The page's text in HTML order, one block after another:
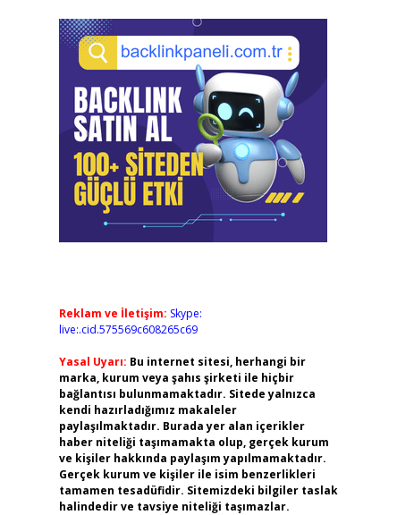
Reklam ve İletişim: Skype:
live:.cid.575569c608265c69
Yasal Uyarı: Bu internet sitesi, herhangi bir
marka, kurum veya şahıs şirketi ile hiçbir
bağlantısı bulunmamaktadır. Sitede yalnızca
kendi hazırladığımız makaleler
paylaşılmaktadır. Burada yer alan içerikler
haber niteliği taşımamakta olup, gerçek kurum
ve kişiler hakkında paylaşım yapılmamaktadır.
Gerçek kurum ve kişiler ile isim benzerlikleri
tamamen tesadüfidir. Sitemizdeki bilgiler taslak
halindedir ve tavsiye niteliği taşımazlar.